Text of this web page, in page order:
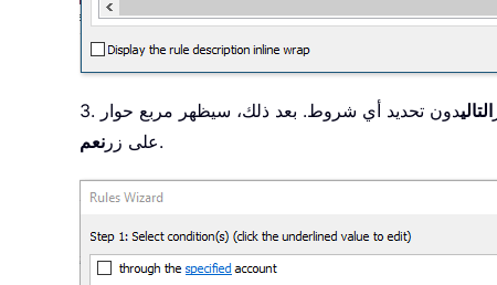
التاليدون تحديد أي شروط. بعد ذلك، سيظهر مربع حوار
على زر نعم .